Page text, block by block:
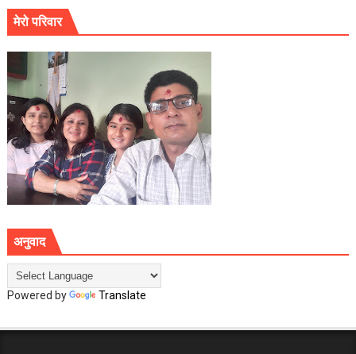
मेरो परिवार
अनुवाद
Powered by Translate